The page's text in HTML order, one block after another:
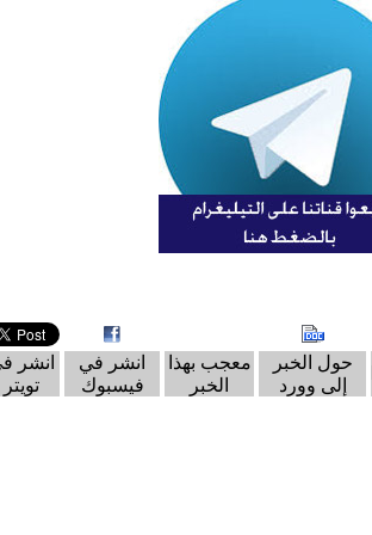
حول الخبر
إلى وورد
معجب بهذا
الخبر
انشر في
فيسبوك
انشر
تويتر